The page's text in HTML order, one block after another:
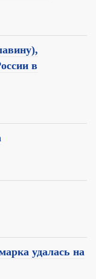
в
удалась на